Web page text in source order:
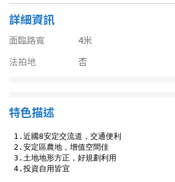
台中市
彰化縣
南投縣
嘉義縣
台南市
20~30 坪
40~50 坪
60~70 坪
詳細資訊
面臨路寬
4米
法拍地
否
特色描述